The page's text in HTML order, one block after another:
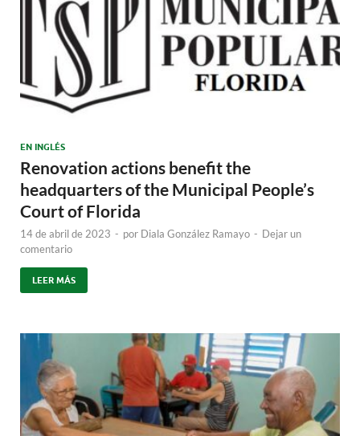
EN INGLÉS
Renovation actions benefit the
headquarters of the Municipal People’s
Court of Florida
14 de abril de 2023 - por Diala González Ramayo - Dejar un
comentario
LEER MÁS